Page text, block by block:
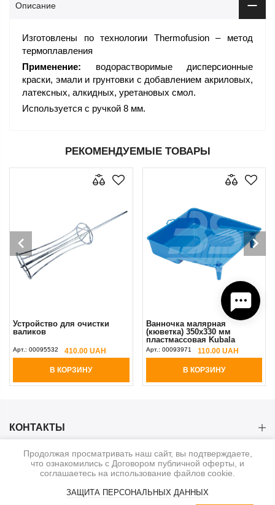
Описание
Изготовлены по технологии Thermofusion – метод
термоплавления
Применение: водорастворимые дисперсионные
краски, эмали и грунтовки с добавлением акриловых,
латексных, алкидных, уретановых смол.
Используется с ручкой 8 мм.
РЕКОМЕНДУЕМЫЕ ТОВАРЫ
Устройство для очистки
валиков
Арт.: 00095532 410.00 UAH
В КОРЗИНУ
Ванночка малярная
(кюветка) 350x330 мм
пластмассовая Kubala
Арт.: 00093971 110.00 UAH
В КОРЗИНУ
КОНТАКТЫ
КАТЕГОРИИ
ИНФОРМАЦИЯ
Продолжая просматривать наш сайт, вы подтверждаете,
что ознакомились с Договором публичной оферты, и
соглашаетесь на использование файлов cookie.
ЗАЩИТА ПЕРСОНАЛЬНЫХ ДАННЫХ